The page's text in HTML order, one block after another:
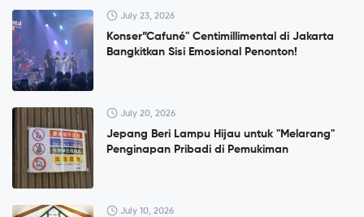
July 23, 2026
Konser”Cafuné" Centimillimental di Jakarta
Bangkitkan Sisi Emosional Penonton!
July 20, 2026
Jepang Beri Lampu Hijau untuk "Melarang"
Penginapan Pribadi di Pemukiman
July 10, 2026